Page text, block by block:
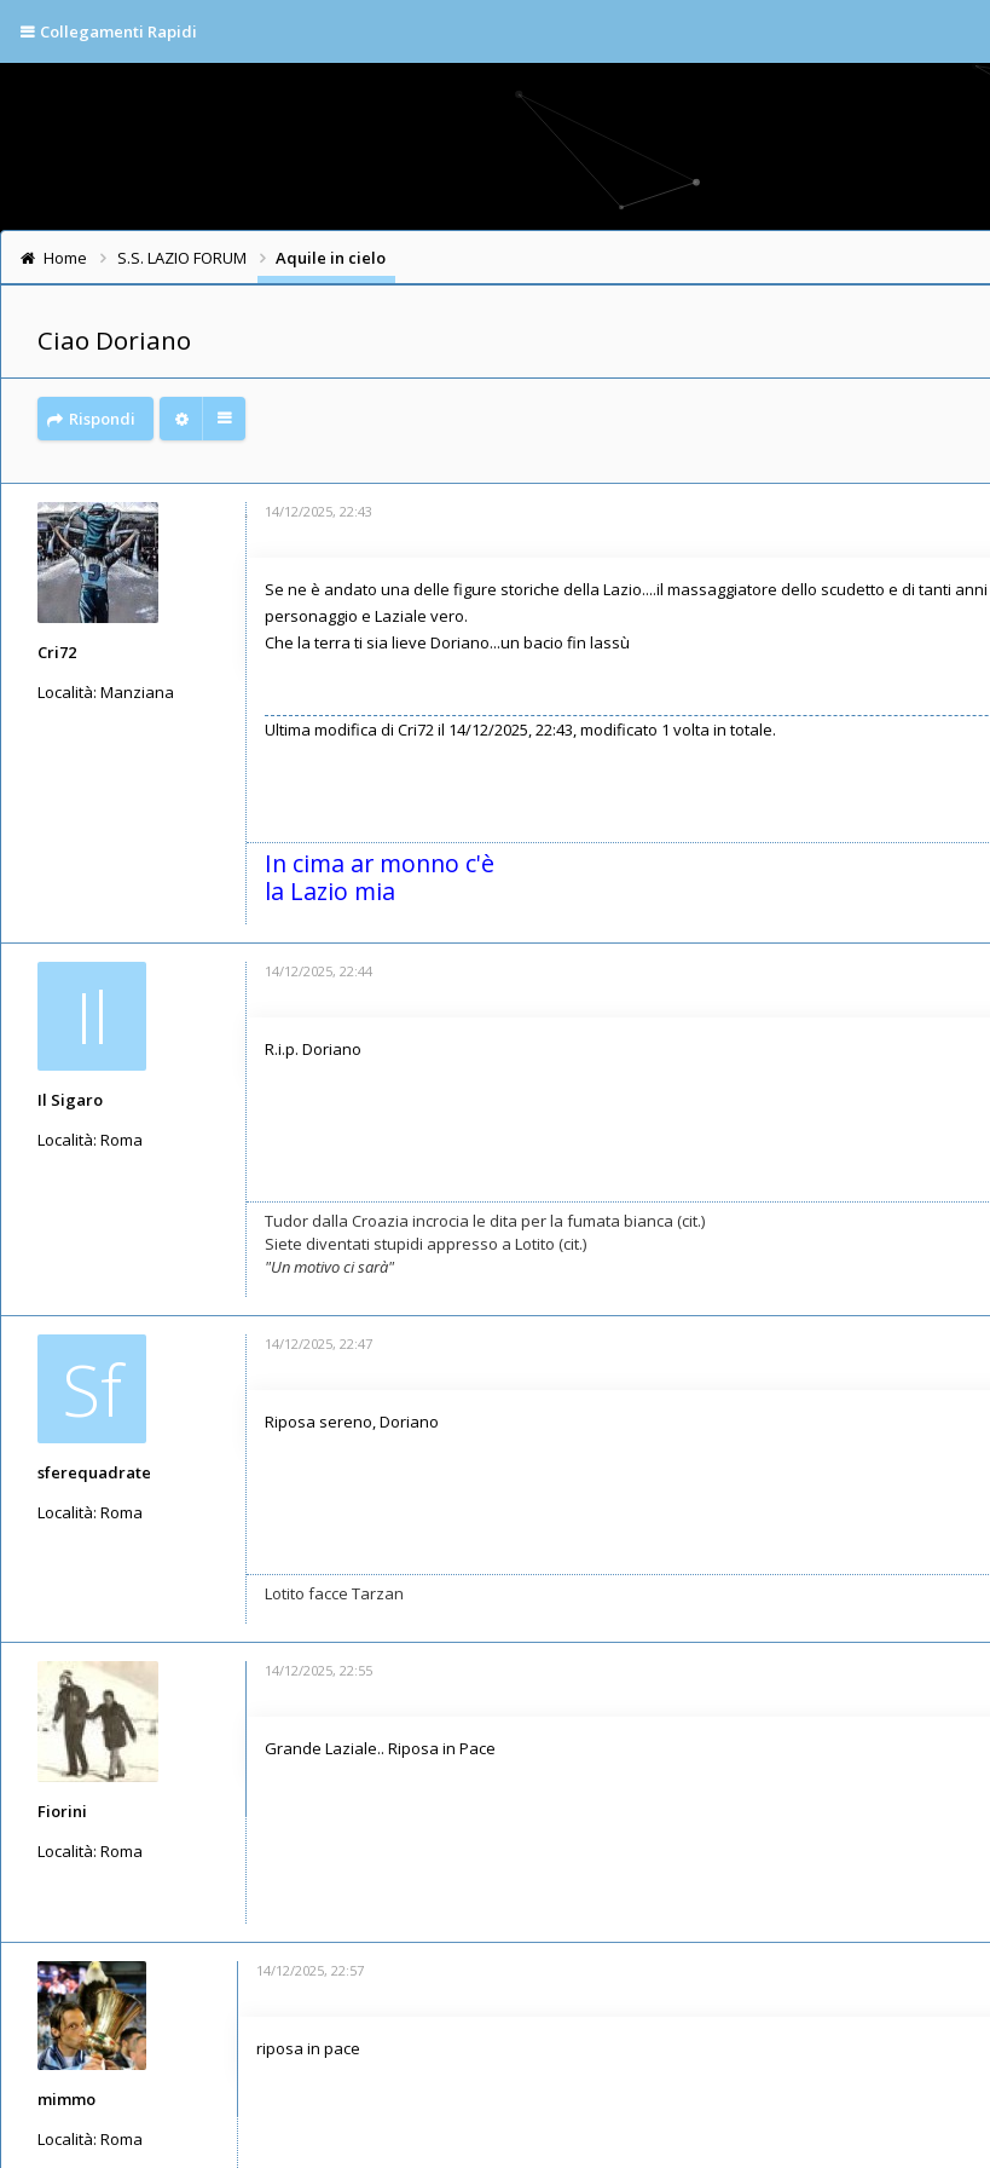
Collegamenti Rapidi
Home S.S. LAZIO FORUM Aquile in cielo
Ciao Doriano
Rispondi
Cri72
Località: Manziana
14/12/2025, 22:43
Se ne è andato una delle figure storiche della Lazio....il massaggiatore dello scudetto e di tanti
personaggio e Laziale vero.
Che la terra ti sia lieve Doriano...un bacio fin lassù
Ultima modifica di Cri72 il 14/12/2025, 22:43, modificato 1 volta in totale.
In cima ar monno c'è
la Lazio mia
Il
Il Sigaro
Località: Roma
14/12/2025, 22:44
R.i.p. Doriano
Tudor dalla Croazia incrocia le dita per la fumata bianca (cit.)
Siete diventati stupidi appresso a Lotito (cit.)
"Un motivo ci sarà"
Sf
sferequadrate
Località: Roma
14/12/2025, 22:47
Riposa sereno, Doriano
Lotito facce Tarzan
Fiorini
Località: Roma
14/12/2025, 22:55
Grande Laziale.. Riposa in Pace
mimmo
Località: Roma
14/12/2025, 22:57
riposa in pace